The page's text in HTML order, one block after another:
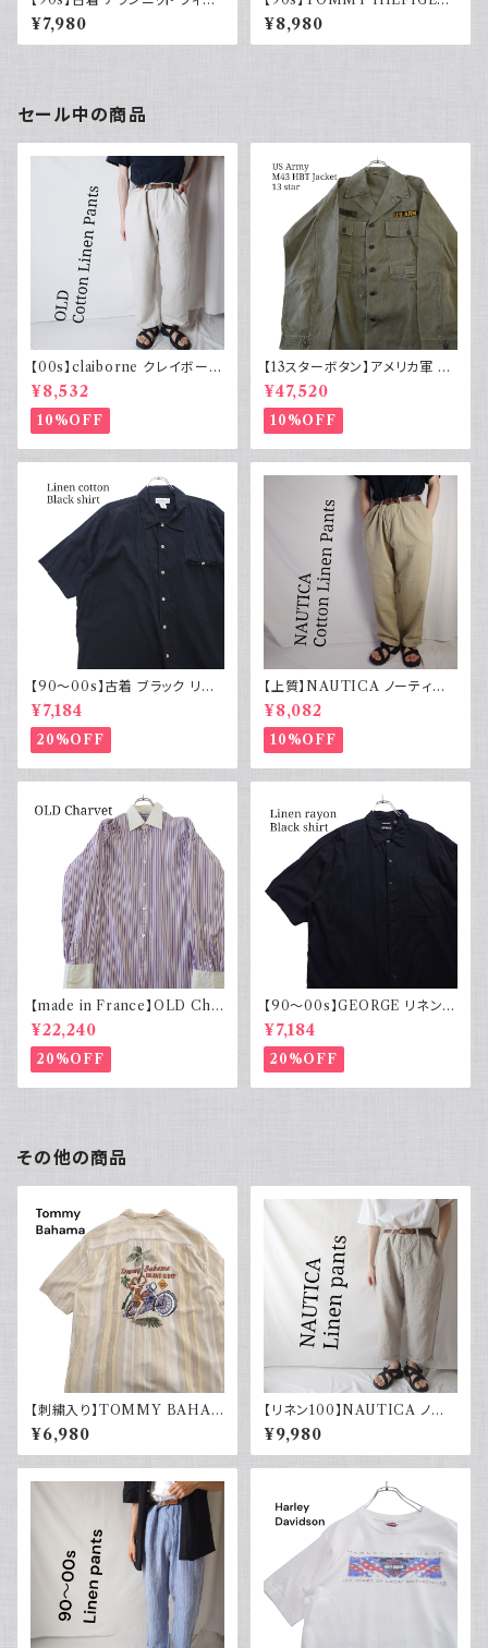
シャマンセーター ブラックネイ
ビー 黒紺 ウール 90年代 ヴィ
ンテージ Vintage
¥7,980
トミーヒルフィガー オールドトミ
ー チルデンニット コットン セー
ター ネイビー 刺繍 90年代
¥8,980
セール中の商品
【00s】claiborne クレイボーン
リネンコットンパンツ ツータック
¥8,532
10%OFF
【13スターボタン】アメリカ軍 M
43 HBT ジャケット パッチ 軍物
実物
¥47,520
10%OFF
【90～00s】古着 ブラック リネ
ンコットンシャツ 黒 ボックスシ
ルエット
¥7,184
20%OFF
【上質】NAUTICA ノーティカ
コットンリネンパンツ ツータック
¥8,082
10%OFF
【made in France】OLD Cha
rvet ストライプ 切り替え 紫
¥22,240
20%OFF
【90～00s】GEORGE リネンレ
ーヨンシャツ 黒 ボックスシルエ
ット XL
¥7,184
20%OFF
その他の商品
【刺繍入り】TOMMY BAHA
MA トミーバハマ オープンカラ
ーシャツ シルク100％ 開禁 古
着 アメカジ ストライプ
¥6,980
【リネン100】NAUTICA ノー
ティカ ツータックパンツ スラック
ス 古着 ワイドパンツ
¥9,980